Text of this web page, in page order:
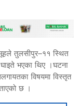
तुलसीपुर–११ स्थित
भएका थिए ।घटना
विषयमा विस्तृत
छ ।